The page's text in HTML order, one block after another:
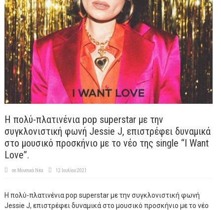
H πολύ-πλατινένια pop superstar με την
συγκλονιστική φωνή Jessie J, επιστρέφει δυναμικά
στο μουσικό προσκήνιο με το νέο της single “I Want
Love”.
σε Μουσικά Νέα 12 Ιουλίου 2021
H πολύ-πλατινένια pop superstar με την συγκλονιστική φωνή
Jessie J, επιστρέφει δυναμικά στο μουσικό προσκήνιο με το νέο